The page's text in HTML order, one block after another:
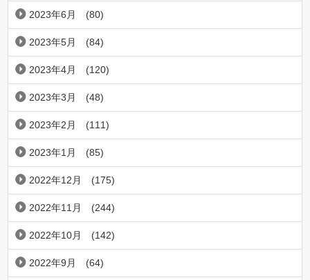
2023年6月 (80)
2023年5月 (84)
2023年4月 (120)
2023年3月 (48)
2023年2月 (111)
2023年1月 (85)
2022年12月 (175)
2022年11月 (244)
2022年10月 (142)
2022年9月 (64)